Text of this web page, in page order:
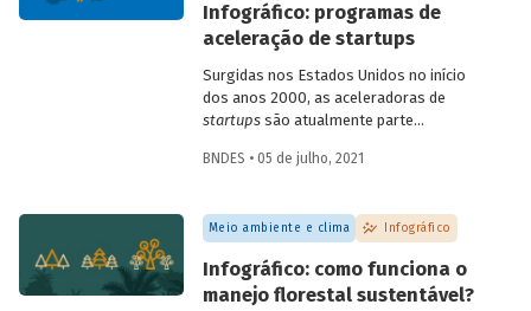
Infográfico: programas de
aceleração de startups
Surgidas nos Estados Unidos no início
dos anos 2000, as aceleradoras de
startupssão atualmente parte
empreendedorismo. Com diferentes
programas de aceleração contribuem
para ajudarstartupse empreendedores,
em diferentes estágios de
desenvolvimento, a construir e consolidar
seus negócios. Entenda tudo sobre como
BNDES • 05 de julho, 2021
Meio ambiente e clima Infográfico
Infográfico: como funciona o
manejo florestal sustentável?